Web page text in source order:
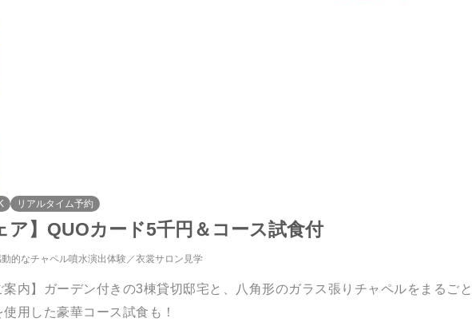
リアルタイム予約
ア】QUOカード5千円＆コース試食付
的なチャペル噴水演出体験 衣裳サロン見学
案内】ガーデン付きの3棟貸切邸宅と、八角形のガラス張りチャペルをまるご
用した豪華コース試食も！